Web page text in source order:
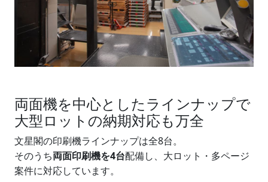
両面機を中心としたラインナップで
大型ロットの納期対応も万全
文星閣の印刷機ラインナップは全8台。
そのうち両面印刷機を4台配備し、大ロット・多ページ
案件に対応しています。